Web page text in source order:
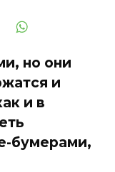
но они
и
и в
бумерами,